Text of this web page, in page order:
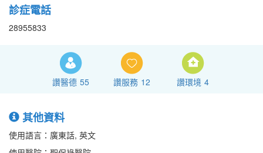
診症電話
28955833
讚醫德 55 讚服務 12 讚環境 4
其他資料
使用語言：廣東話, 英文